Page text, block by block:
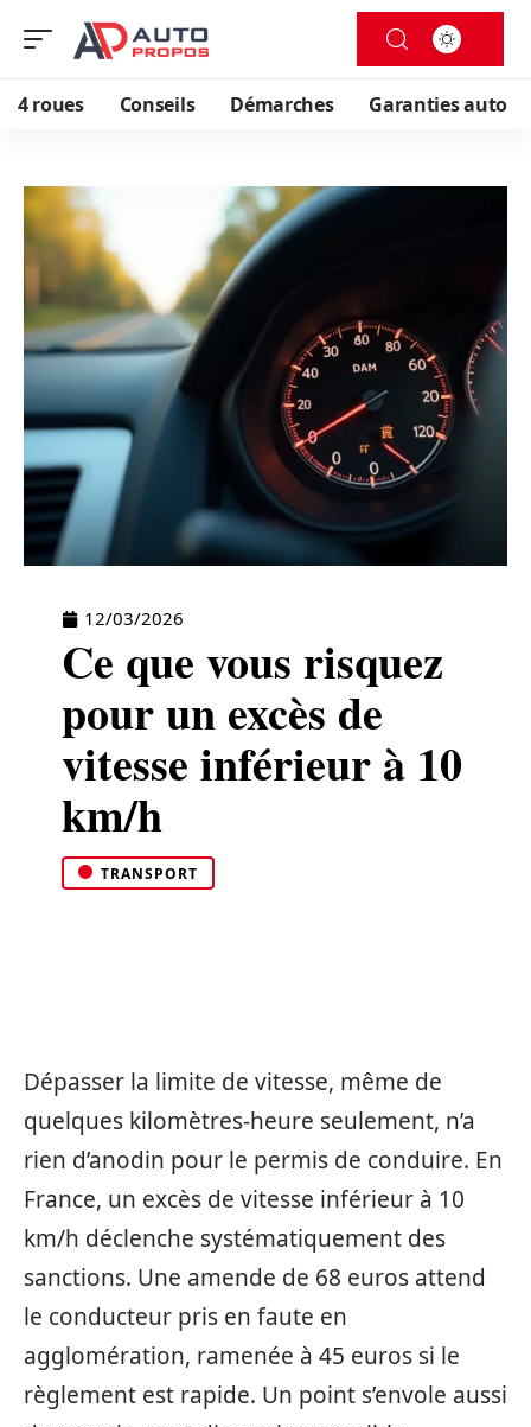
4 roues Conseils Démarches Garanties auto
12/03/2026
Ce que vous risquez
pour un excès de
vitesse inférieur à 10
km/h
TRANSPORT
Dépasser la limite de vitesse, même de
quelques kilomètres-heure seulement, n’a
rien d’anodin pour le permis de conduire. En
France, un excès de vitesse inférieur à 10
km/h déclenche systématiquement des
sanctions. Une amende de 68 euros attend
le conducteur pris en faute en
agglomération, ramenée à 45 euros si le
règlement est rapide. Un point s’envole aussi